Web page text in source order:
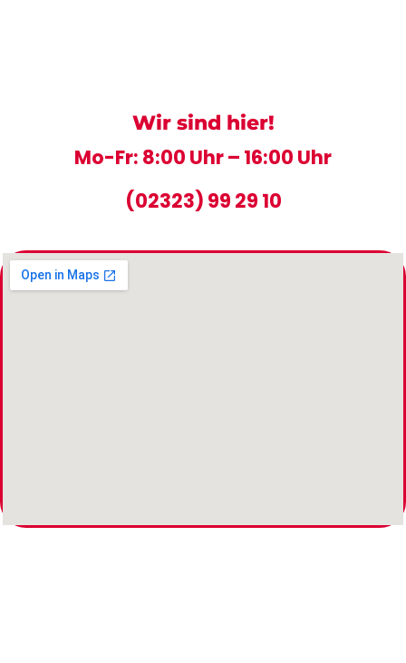
Wir sind hier!
Mo-Fr: 8:00 Uhr – 16:00 Uhr
(02323) 99 29 10